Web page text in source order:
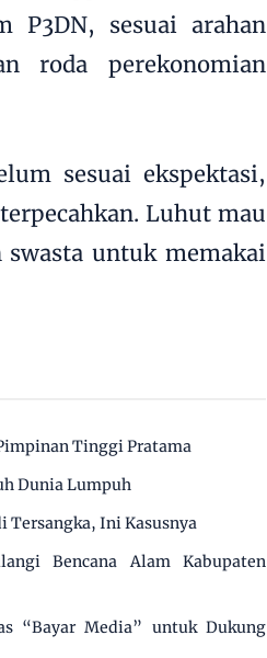
P3DN, sesuai arahan
roda perekonomian
sesuai ekspektasi,
Luhut mau
untuk memakai
Tinggi Pratama
Dunia Lumpuh
Tersangka, Ini Kasusnya
Bencana Alam Kabupaten
“Bayar Media” untuk Dukung